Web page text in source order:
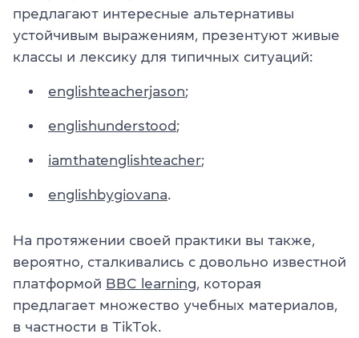
предлагают интересные альтернативы
устойчивым выражениям, презентуют живые
классы и лексику для типичных ситуаций:
englishteacherjason;
englishunderstood;
iamthatenglishteacher;
englishbygiovana
На протяжении своей практики вы также,
вероятно, сталкивались с довольно известной
платформой BBC learning , которая
предлагает множество учебных материалов,
в частности в TikTok.